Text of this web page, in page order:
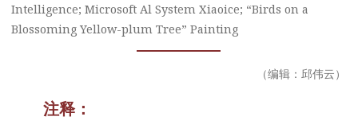
Intelligence; Microsoft Al System Xiaoice; “Birds on a
Blossoming Yellow-plum Tree” Painting
（编辑：邱伟云）
注释：